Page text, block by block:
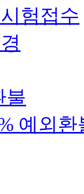
험접수
불
예외환